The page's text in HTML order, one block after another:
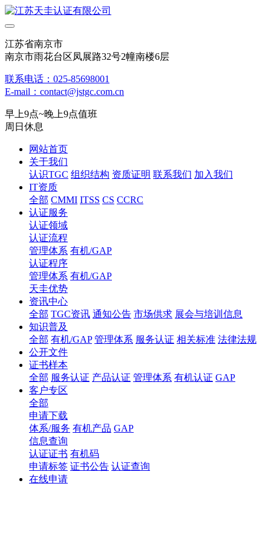
江苏省南京市
南京市雨花台区凤展路32号2幢南楼6层
联系电话：025-85698001
E-mail：contact@jstgc.com.cn
早上9点~晚上9点值班
周日休息
网站首页
关于我们
认识TGC 组织结构 资质证明 联系我们 加入我们
IT资质
全部 CMMI ITSS CS CCRC
认证服务
认证领域
认证流程
管理体系 有机/GAP
认证程序
管理体系 有机/GAP
天圭优势
资讯中心
全部 TGC资讯 通知公告 市场供求 展会与培训信息
知识普及
全部 有机/GAP 管理体系 服务认证 相关标准 法律法规
公开文件
证书样本
全部 服务认证 产品认证 管理体系 有机认证 GAP
客户专区
全部
申请下载
体系/服务 有机产品 GAP
信息查询
认证证书 有机码
申请标签 证书公告 认证查询
在线申请